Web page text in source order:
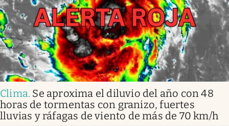
Clima. Se aproxima el diluvio del año con 48
horas de tormentas con granizo, fuertes
lluvias y ráfagas de viento de más de 70 km/h